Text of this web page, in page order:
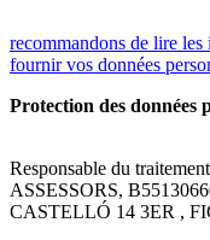
recommandons de lire
fournir vos données
Protection des données
Responsable du
ASSESSORS,
CASTELLÓ 14 3ER ,